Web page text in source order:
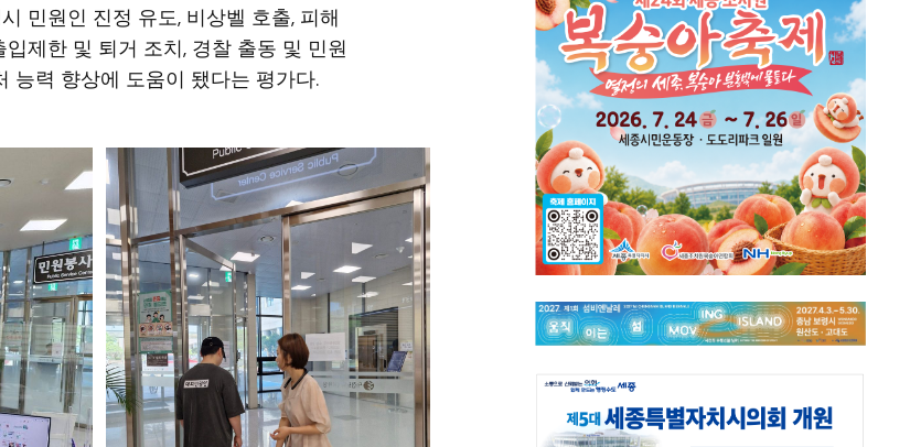
민원인 진정 유도, 비상벨 호출, 피해
제한 및 퇴거 조치, 경찰 출동 및 민원
능력 향상에 도움이 됐다는 평가다.